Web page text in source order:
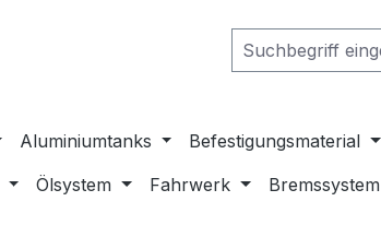
Aluminiumtanks Befestigungsmaterial
Ölsystem Fahrwerk Bremssystem